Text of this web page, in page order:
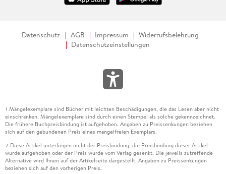
Datenschutz AGB Impressum
Widerrufsbelehrung
Datenschutzeinstellungen
1 Mängelexemplare sind Bücher mit leichten Beschädigungen, die das Lesen aber nicht
einschränken. Mängelexemplare sind durch einen Stempel als solche gekennzeichnet.
Die frühere Buchpreisbindung ist aufgehoben. Angaben zu Preissenkungen beziehen
sich auf den gebundenen Preis eines mangelfreien Exemplars.
2 Diese Artikel unterliegen nicht der Preisbindung, die Preisbindung dieser Artikel
wurde aufgehoben oder der Preis wurde vom Verlag gesenkt. Die jeweils zutreffende
Alternative wird Ihnen auf der Artikelseite dargestellt. Angaben zu Preissenkungen
beziehen sich auf den vorherigen Preis.